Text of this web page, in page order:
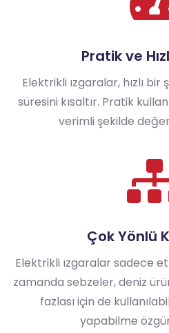
Pratik ve
Elektrikli ızgaralar, hızlı bir
süresini kısaltır. Pratik
verimli şekilde
Çok Yönlü
Elektrikli ızgaralar sadece
zamanda sebzeler, deniz
fazlası için de
yapabilme